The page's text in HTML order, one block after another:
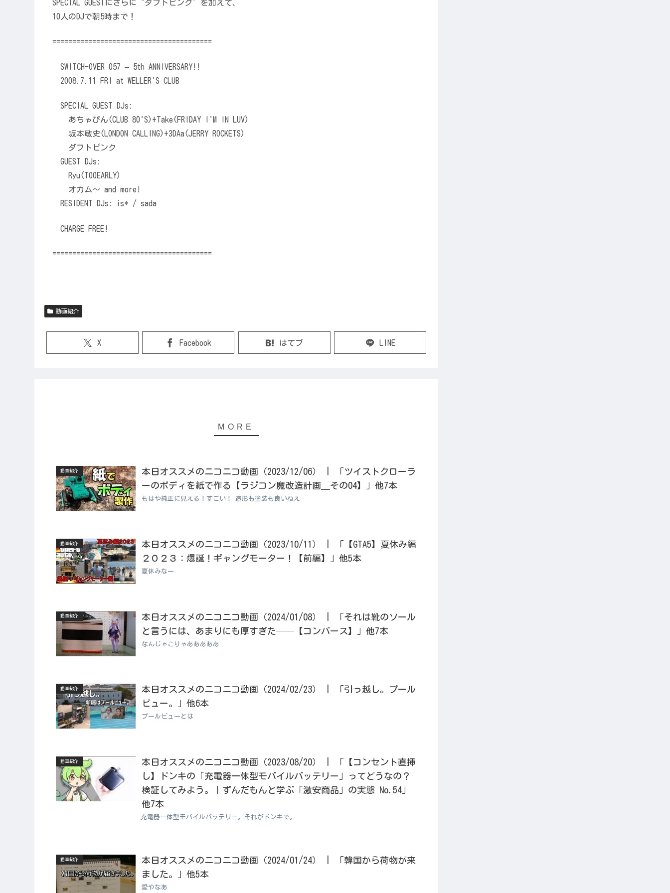
SPECIAL GUESTにさらに“ダフトピンク”を加えて、
10人のDJで朝5時まで！
========================================
SWITCH-OVER 057 – 5th ANNIVERSARY!!
2008.7.11 FRI at WELLER'S CLUB
SPECIAL GUEST DJs:
あちゃぴん(CLUB 80'S)+Take(FRIDAY I'M IN LUV)
坂本敏史(LONDON CALLING)+3DAa(JERRY ROCKETS)
ダフトピンク
GUEST DJs:
Ryu(TOOEARLY)
オカム～ and more!
RESIDENT DJs: is* / sada
CHARGE FREE!
========================================
動画紹介
X Facebook はてブ LINE
動画紹介
本日オススメのニコニコ動画（2023/12/06） | 「ツイストクローラ
ーのボディを紙で作る【ラジコン魔改造計画＿その04】」他7本
もはや純正に見える！すごい！ 造形も塗装も良いねえ
動画紹介
本日オススメのニコニコ動画（2023/10/11） | 「【GTA5】夏休み編
２０２３：爆誕！ギャングモーター！【前編】」他5本
夏休みなー
動画紹介
本日オススメのニコニコ動画（2024/01/08） | 「それは靴のソール
と言うには、あまりにも厚すぎた──【コンバース】」他7本
なんじゃこりゃあああああ
動画紹介
本日オススメのニコニコ動画（2024/02/23） | 「引っ越し。プール
ビュー。」他6本
プールビューとは
動画紹介
本日オススメのニコニコ動画（2023/08/20） | 「【コンセント直挿
し】ドンキの「充電器一体型モバイルバッテリー」ってどうなの？
検証してみよう。｜ずんだもんと学ぶ「激安商品」の実態 No.54」
他7本
充電器一体型モバイルバッテリー。それがドンキで。
動画紹介
本日オススメのニコニコ動画（2024/01/24） | 「韓国から荷物が来
ました。」他5本
愛やなあ